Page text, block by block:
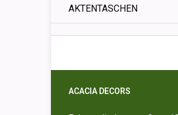
AKTENTASCHEN
ACACIA DECORS